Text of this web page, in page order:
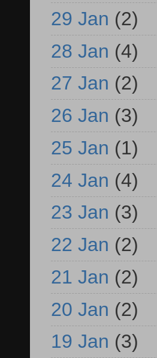
29 Jan (2)
28 Jan (4)
27 Jan (2)
26 Jan (3)
25 Jan (1)
24 Jan (4)
23 Jan (3)
22 Jan (2)
21 Jan (2)
20 Jan (2)
19 Jan (3)